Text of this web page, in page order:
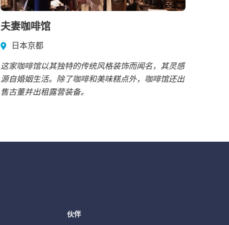
夫妻咖啡馆
日本京都
这家咖啡馆以其独特的传统风格装饰而闻名，其灵感
源自婚姻生活。除了咖啡和美味糕点外，咖啡馆还出
售古董并出租露营装备。
伙伴